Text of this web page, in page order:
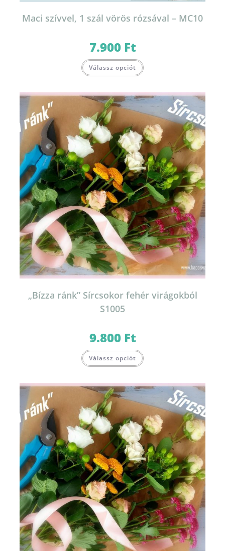
Maci szívvel, 1 szál vörös rózsával – MC10
7.900 Ft
Válassz opciót
„Bízza ránk” Sírcsokor fehér virágokból
S1005
9.800 Ft
Válassz opciót